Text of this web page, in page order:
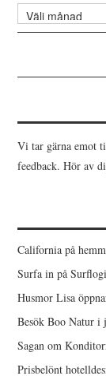
Arkiv
Vi tar gärna emot
feedback. Hör av
California på
Surfa in på
Husmor Lisa
Besök Boo Natur i
Sagan om
Prisbelönt